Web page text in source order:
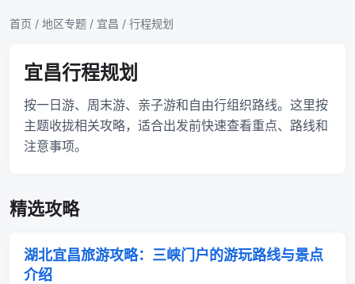
首页 / 地区专题 / 宜昌 / 行程规划
宜昌行程规划
按一日游、周末游、亲子游和自由行组织路线。这里按
主题收拢相关攻略，适合出发前快速查看重点、路线和
注意事项。
精选攻略
湖北宜昌旅游攻略：三峡门户的游玩路线与景点
介绍